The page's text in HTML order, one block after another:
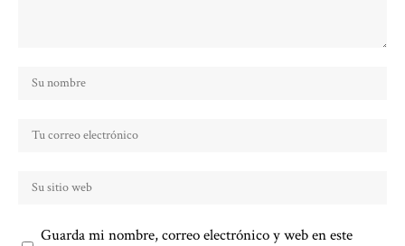
Guarda mi nombre, correo electrónico y web en este